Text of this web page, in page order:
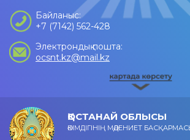
Байланыс:
+7 (7142) 562-428
Электрондық пошта:
ocsnt.kz@mail.kz
ҚОСТАНАЙ ОБЛЫСЫ
ӘКІМДІГІНІҢ МӘДЕНИЕТ